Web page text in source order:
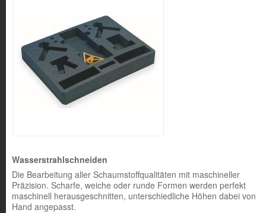
Wasserstrahlschneiden
Die Bearbeitung aller Schaumstoffqualitäten mit maschineller
Präzision. Scharfe, weiche oder runde Formen werden perfekt
maschinell herausgeschnitten, unterschiedliche Höhen dabei von
Hand angepasst.